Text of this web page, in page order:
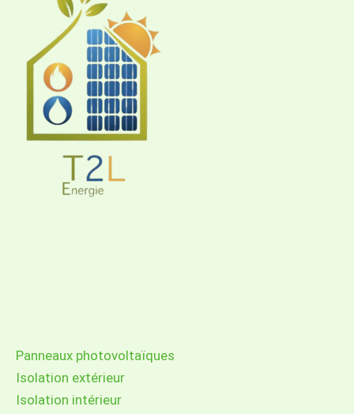
Panneaux photovoltaïques
Isolation extérieur
Isolation intérieur